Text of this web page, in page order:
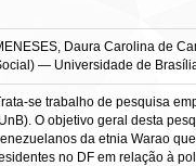
Daura Carolina de
— Universidade de
se trabalho de pesquisa
O objetivo geral desta
da etnia Warao
no DF em relação à